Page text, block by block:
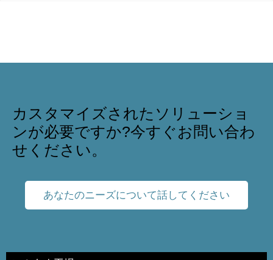
カスタマイズされたソリューショ
ンが必要ですか?今すぐお問い合わ
せください。
あなたのニーズについて話してください